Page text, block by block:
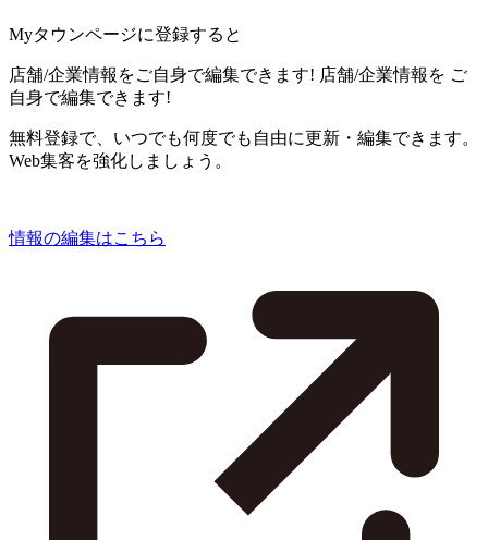
Myタウンページに登録すると
店舗/企業情報をご自身で編集できます! 店舗/企業情報を ご
自身で編集できます!
無料登録で、いつでも何度でも自由に更新・編集できます。
Web集客を強化しましょう。
情報の編集はこちら